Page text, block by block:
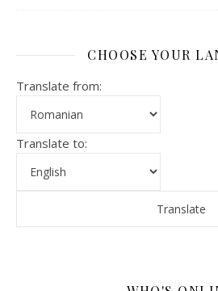
CHOOSE YOUR
Translate from:
Translate to: